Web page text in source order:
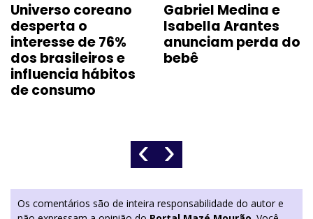
Universo coreano
desperta o
interesse de 76%
dos brasileiros e
influencia hábitos
de consumo
Gabriel Medina e
Isabella Arantes
anunciam perda do
bebê
‹ ›
Os comentários são de inteira responsabilidade do autor e